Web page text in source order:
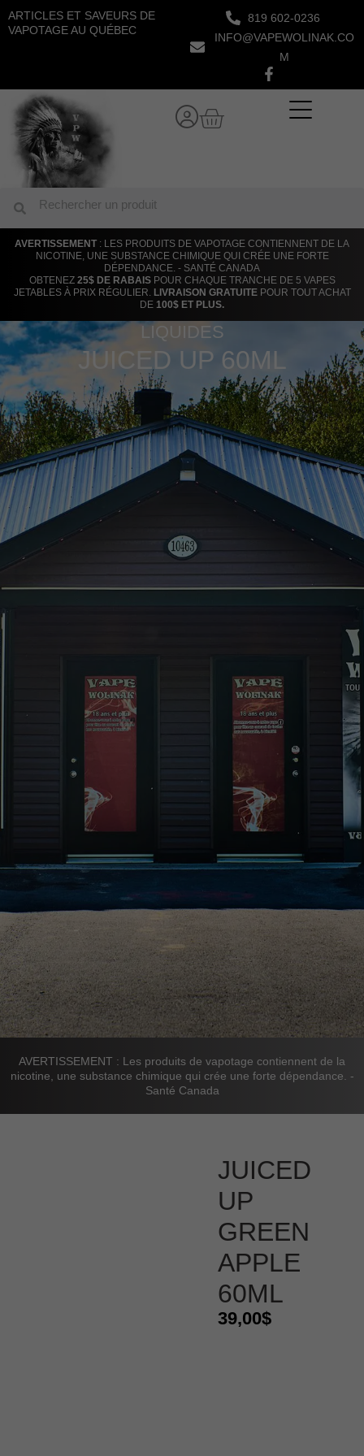
Aller
au
ARTICLES ET SAVEURS DE
VAPOTAGE AU QUÉBEC
819 602-0236
INFO@VAPEWOLINAK.CO
M
Panier
Rechercher
AVERTISSEMENT : LES PRODUITS DE VAPOTAGE CONTIENNENT DE LA
NICOTINE, UNE SUBSTANCE CHIMIQUE QUI CRÉE UNE FORTE
DÉPENDANCE. - SANTÉ CANADA
OBTENEZ 25$ DE RABAISPOUR CHAQUE TRANCHE DE 5 VAPES
JETABLES À PRIX RÉGULIER. LIVRAISON GRATUITEPOUR TOUT ACHAT
DE 100$ ET PLUS.
LIQUIDES
JUICED UP 60ML
AVERTISSEMENT : Les produits de vapotage contiennent de la
nicotine, une substance chimique qui crée une forte dépendance. -
Santé Canada
JUICED
UP
GREEN
APPLE
60ML
39,00$